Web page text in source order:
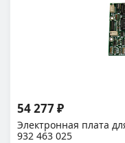
Электронная плата
932 463 025
54 277 ₽